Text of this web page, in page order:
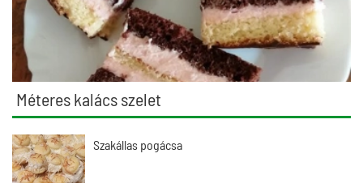
Méteres kalács szelet
Szakállas pogácsa